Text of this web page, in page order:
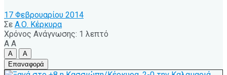
17 Φεβρουαρίου 2014
Σε Α.Ο. Κέρκυρα
Χρόνος Ανάγνωσης: 1 λεπτό
A A
A
A
Επαναφορά